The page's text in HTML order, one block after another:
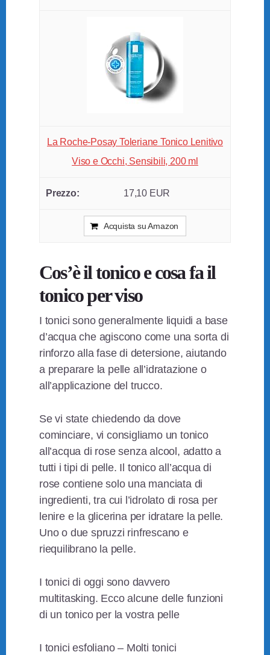
La Roche-Posay Toleriane Tonico Lenitivo
Viso e Occhi, Sensibili, 200 ml
17,10 EUR
Acquista su Amazon
Cos’è il tonico e cosa fa il
tonico per viso
I tonici sono generalmente liquidi a base
d’acqua che agiscono come una sorta di
rinforzo alla fase di detersione, aiutando
a preparare la pelle all’idratazione o
all’applicazione del trucco.
Se vi state chiedendo da dove
cominciare, vi consigliamo un tonico
all’acqua di rose senza alcool, adatto a
tutti i tipi di pelle. Il tonico all’acqua di
rose contiene solo una manciata di
ingredienti, tra cui l’idrolato di rosa per
lenire e la glicerina per idratare la pelle.
Uno o due spruzzi rinfrescano e
riequilibrano la pelle.
I tonici di oggi sono davvero
multitasking. Ecco alcune delle funzioni
di un tonico per la vostra pelle
I tonici esfoliano – Molti tonici